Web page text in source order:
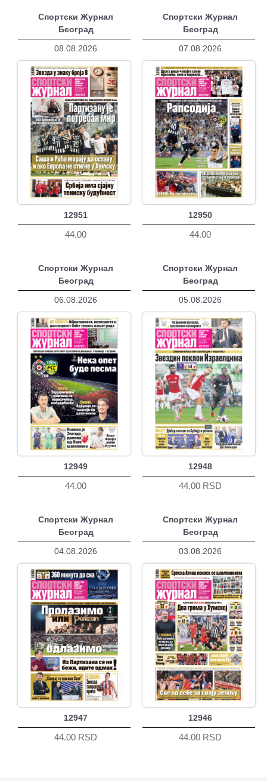
Спортски Журнал
Београд
08.08.2026
12951
44.00
Спортски Журнал
Београд
07.08.2026
12950
44.00
Спортски Журнал
Београд
06.08.2026
12949
44.00
Спортски Журнал
Београд
05.08.2026
12948
44.00 RSD
Спортски Журнал
Београд
04.08.2026
12947
44.00 RSD
Спортски Журнал
Београд
03.08.2026
12946
44.00 RSD